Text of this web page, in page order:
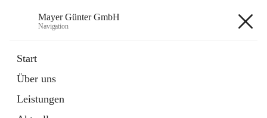
Mayer Günter GmbH
Navigation
Start
Über uns
Leistungen
Artikel
in